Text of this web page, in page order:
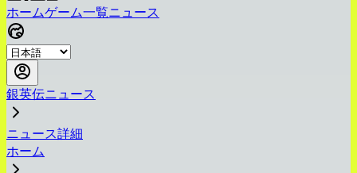
ホームゲーム一覧ニュース
銀英伝ニュース
ニュース詳細
ホーム